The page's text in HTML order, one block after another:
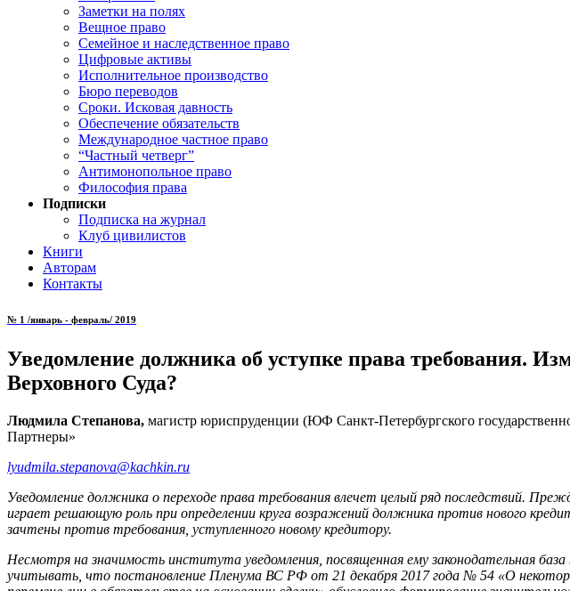
Заметки на полях
Вещное право
Семейное и наследственное право
Цифровые активы
Исполнительное производство
Бюро переводов
Сроки. Исковая давность
Обеспечение обязательств
Международное частное право
“Частный четверг”
Антимонопольное право
Философия права
Подписки
Подписка на журнал
Клуб цивилистов
Книги
Авторам
Контакты
№ 1 /январь - февраль/ 2019
Уведомление должника об уступке права требования.
Верховного Суда?
Людмила Степанова, магистр юриспруденции (ЮФ Санкт-Петербургского
Партнеры»
lyudmila.stepanova@kachkin.ru
Уведомление должника о переходе права требования влечет целый ряд последствий.
играет решающую роль при определении круга возражений должника против нового
зачтены против требования, уступленного новому кредитору.
Несмотря на значимость института уведомления, посвященная ему законодательная
учитывать, что постановление Пленума ВС РФ от 21 декабря 2017 года № 54 «О